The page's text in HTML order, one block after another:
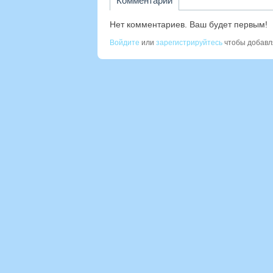
Нет комментариев. Ваш будет первым!
Войдите или зарегистрируйтесь чтобы